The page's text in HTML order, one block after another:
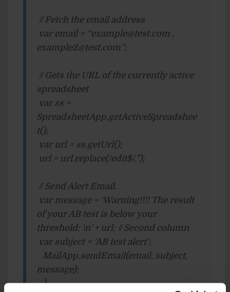
// Fetch the email address
var email = “example@test.com ,
example2@test.com”;
// Gets the URL of the currently active
spreadsheet
var ss =
SpreadsheetApp.getActiveSpreadshee
t();
var url = ss.getUrl();
url = url.replace(/edit$/,”);
// Send Alert Email.
var message = ‘Warning!!!! The result
of your AB test is below your
threshold: \n’ + url; // Second column
var subject = ‘AB test alert’;
MailApp.sendEmail(email, subject,
message);
}